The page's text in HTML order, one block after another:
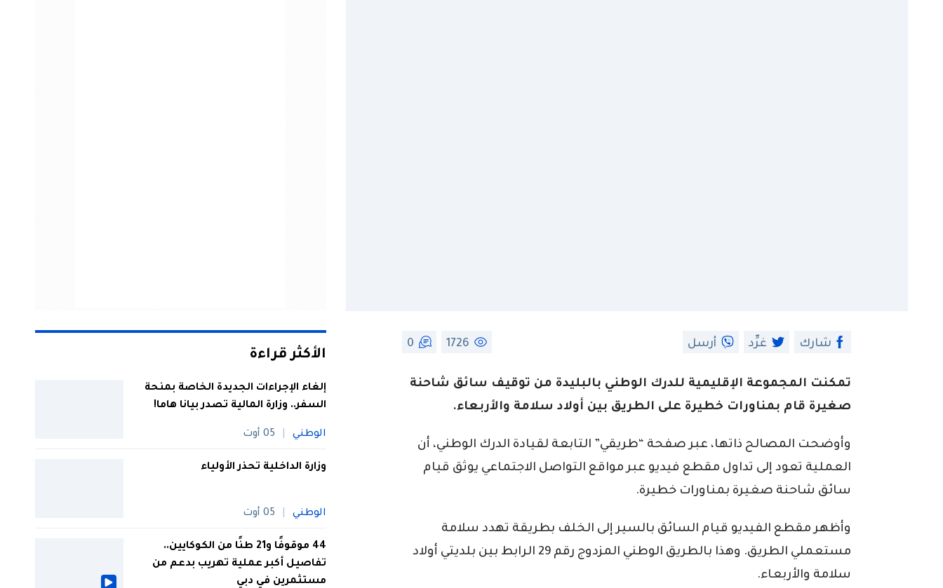
شارك غرِّد أرسل 1726
0
تمكنت المجموعة الإقليمية للدرك الوطني بالبليدة من توقيف سائق شاحنة
صغيرة قام بمناورات خطيرة على الطريق بين أولاد سلامة والأربعاء.
وأوضحت المصالح ذاتها، عبر صفحة “طريقي” التابعة لقيادة الدرك الوطني، أن
العملية تعود إلى تداول مقطع فيديو عبر مواقع التواصل الاجتماعي يوثق قيام
سائق شاحنة صغيرة بمناورات خطيرة.
وأظهر مقطع الفيديو قيام السائق بالسير إلى الخلف بطريقة تهدد سلامة
مستعملي الطريق. وهذا بالطريق الوطني المزدوج رقم 29 الرابط بين بلديتي أولاد
سلامة والأربعاء.
الأكثر قراءة
إلغاء الإجراءات الجديدة الخاصة بمنحة
السفر.. وزارة المالية تصدر بيانا هاما!
الوطني 05 أوت
وزارة الداخلية تحذر الأولياء
الوطني 05 أوت
44 موقوفًا و21 طنًا من الكوكايين..
تفاصيل أكبر عملية تهريب بدعم من
مستثمرين في دبي